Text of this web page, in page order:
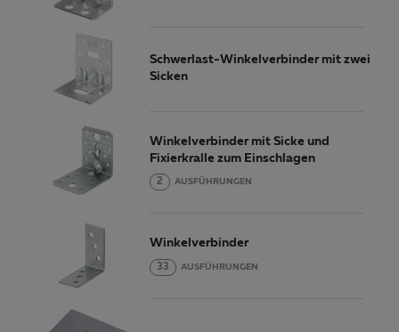
Schwerlast-Winkelverbinder mit zwei
Sicken
Winkelverbinder mit Sicke und
Fixierkralle zum Einschlagen
2 AUSFÜHRUNGEN
Winkelverbinder
33 AUSFÜHRUNGEN